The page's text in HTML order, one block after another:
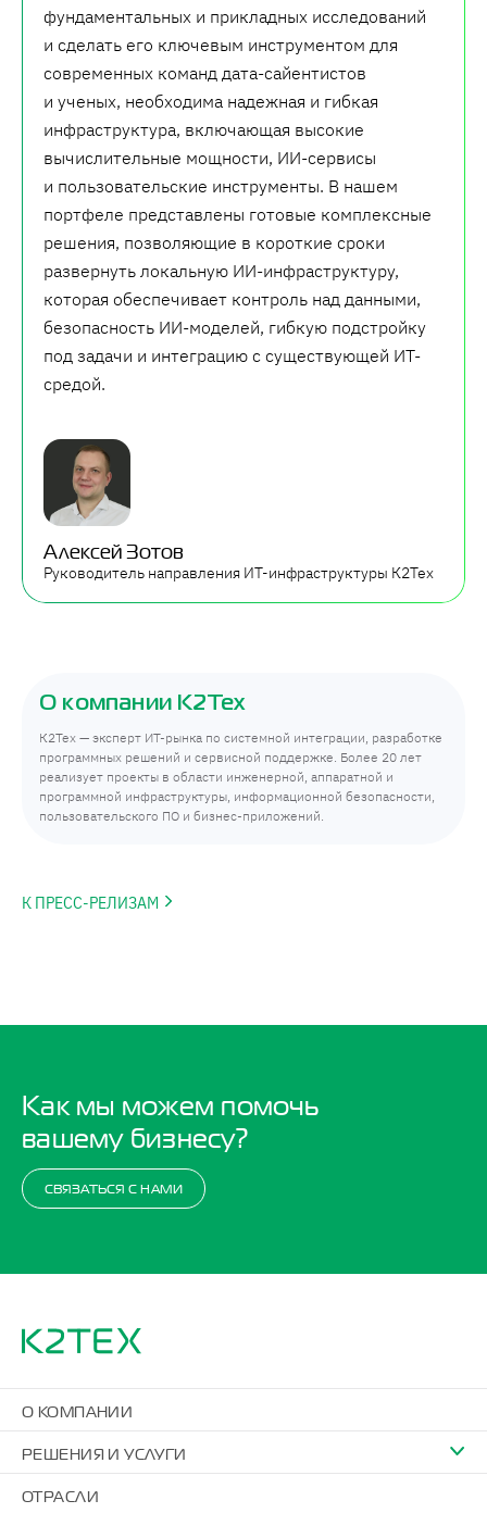
фундаментальных и прикладных исследований
и сделать его ключевым инструментом для
современных команд дата-сайентистов
и ученых, необходима надежная и гибкая
инфраструктура, включающая высокие
вычислительные мощности, ИИ-сервисы
и пользовательские инструменты. В нашем
портфеле представлены готовые комплексные
решения, позволяющие в короткие сроки
развернуть локальную ИИ-инфраструктуру,
которая обеспечивает контроль над данными,
безопасность ИИ-моделей, гибкую подстройку
под задачи и интеграцию с существующей ИТ-
средой.
Алексей Зотов
Руководитель направления ИТ-инфраструктуры К2Тех
О компании К2Тех
К2Тех — эксперт ИТ-рынка по системной интеграции, разработке
программных решений и сервисной поддержке. Более 20 лет
реализует проекты в области инженерной, аппаратной и
программной инфраструктуры, информационной безопасности,
пользовательского ПО и бизнес-приложений.
К ПРЕСС-РЕЛИЗАМ
Как мы можем помочь
вашему бизнесу?
СВЯЗАТЬСЯ С НАМИ
О КОМПАНИИ
РЕШЕНИЯ И УСЛУГИ
ОТРАСЛИ